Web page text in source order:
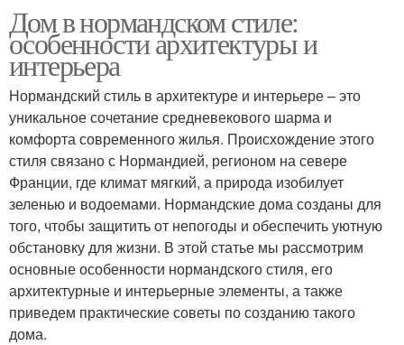
Дом в нормандском стиле:
особенности архитектуры и
интерьера
Нормандский стиль в архитектуре и интерьере – это
уникальное сочетание средневекового шарма и
комфорта современного жилья. Происхождение этого
стиля связано с Нормандией, регионом на севере
Франции, где климат мягкий, а природа изобилует
зеленью и водоемами. Нормандские дома созданы для
того, чтобы защитить от непогоды и обеспечить уютную
обстановку для жизни. В этой статье мы рассмотрим
основные особенности нормандского стиля, его
архитектурные и интерьерные элементы, а также
приведем практические советы по созданию такого
дома.